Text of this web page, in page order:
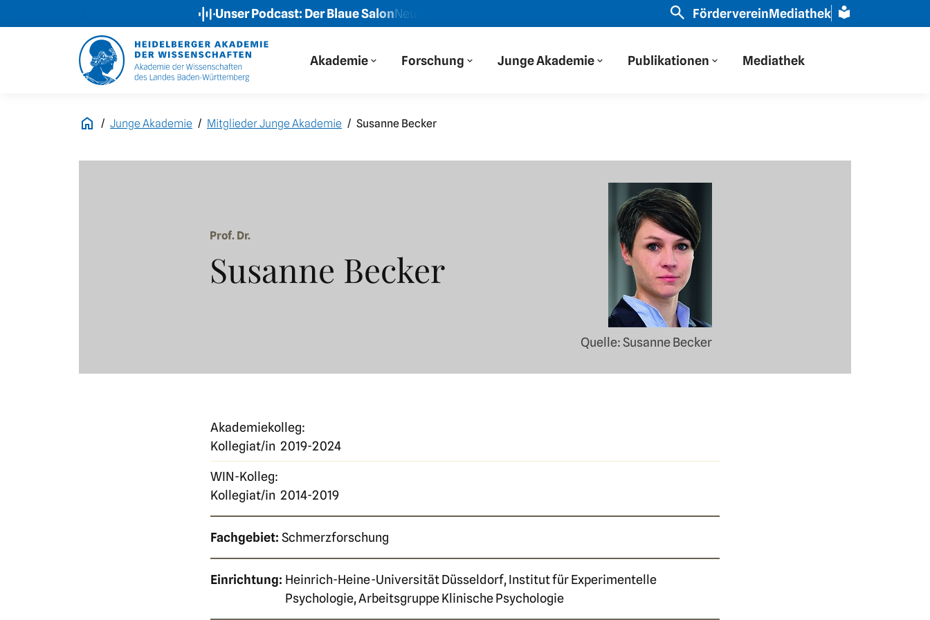
Unser Podcast: Der Blaue SalonNeue Folge: „Wir haben auf Osteuropa durch eine russische Brille geschaut“ | Slavistin Schamma
FördervereinMediathek
Akademie Forschung Junge Akademie Publikationen Mediathek
Junge Akademie Mitglieder Junge Akademie Susanne Becker
Prof. Dr.
Susanne Becker
Quelle: Susanne Becker
Akademiekolleg:
Kollegiat/in 2019-2024
WIN-Kolleg:
Kollegiat/in 2014-2019
Fachgebiet: Schmerzforschung
Einrichtung: Heinrich-Heine-Universität Düsseldorf, Institut für Experimentelle
Psychologie, Arbeitsgruppe Klinische Psychologie